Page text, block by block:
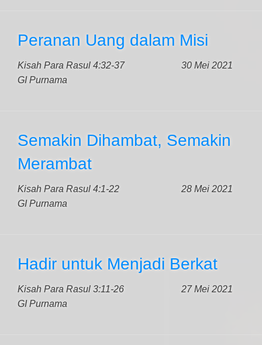
Peranan Uang dalam Misi
Kisah Para Rasul 4:32-37
30 Mei 2021
GI Purnama
Semakin Dihambat, Semakin
Merambat
Kisah Para Rasul 4:1-22
28 Mei 2021
GI Purnama
Hadir untuk Menjadi Berkat
Kisah Para Rasul 3:11-26
27 Mei 2021
GI Purnama